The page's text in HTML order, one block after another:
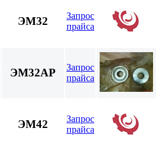
ЭМ32
Запрос
прайса
ЭМ32АР
Запрос
прайса
ЭМ42
Запрос
прайса